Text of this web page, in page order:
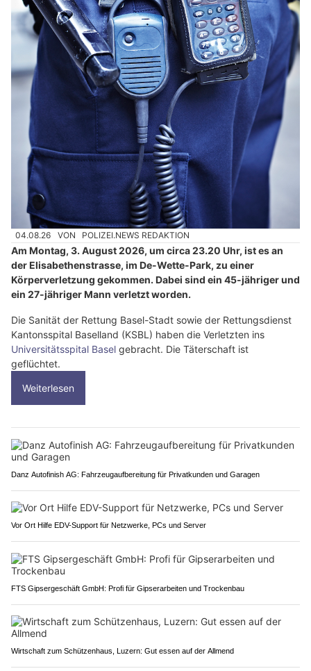
04.08.26 VON POLIZEI.NEWS REDAKTION
Am Montag, 3. August 2026, um circa 23.20 Uhr, ist es an
der Elisabethenstrasse, im De-Wette-Park, zu einer
Körperverletzung gekommen. Dabei sind ein 45-jähriger und
ein 27-jähriger Mann verletzt worden.
Die Sanität der Rettung Basel-Stadt sowie der Rettungsdienst
Kantonsspital Baselland (KSBL) haben die Verletzten ins
Universitätsspital Basel gebracht. Die Täterschaft ist
geflüchtet.
Weiterlesen
Danz Autofinish AG: Fahrzeugaufbereitung für Privatkunden und Garagen
Vor Ort Hilfe EDV-Support für Netzwerke, PCs und Server
FTS Gipsergeschäft GmbH: Profi für Gipserarbeiten und Trockenbau
Wirtschaft zum Schützenhaus, Luzern: Gut essen auf der Allmend